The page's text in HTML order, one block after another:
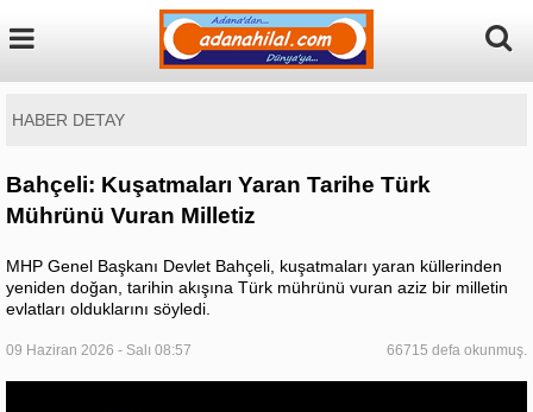
HABER DETAY
Bahçeli: Kuşatmaları Yaran Tarihe Türk
Mührünü Vuran Milletiz
MHP Genel Başkanı Devlet Bahçeli, kuşatmaları yaran küllerinden
yeniden doğan, tarihin akışına Türk mührünü vuran aziz bir milletin
evlatları olduklarını söyledi.
09 Haziran 2026 - Salı 08:57 66715 defa okunmuş.